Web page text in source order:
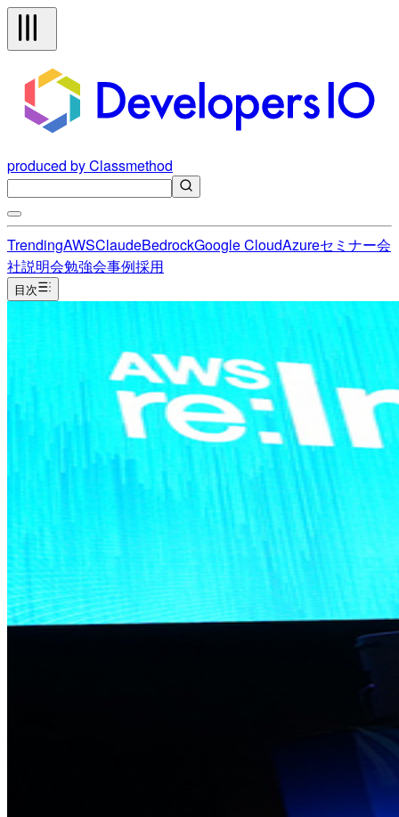
produced by Classmethod
TrendingAWSClaudeBedrockGoogle CloudAzureセミナー会
社説明会勉強会事例採用
目次